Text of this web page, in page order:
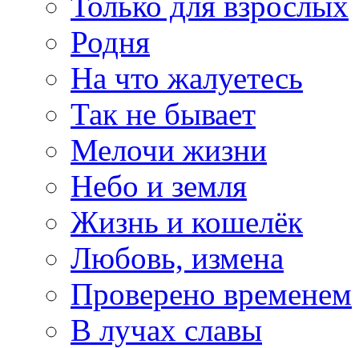
Родня
На что жалуетесь
Так не бывает
Мелочи жизни
Небо и земля
Жизнь и кошелёк
Любовь, измена
Проверено временем
В лучах славы